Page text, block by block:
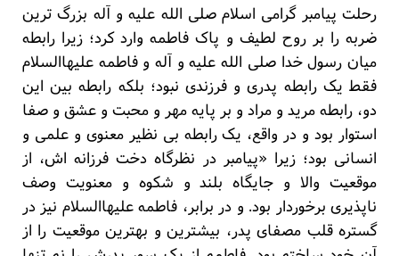
رحلت پیامبر گرامی اسلام صلی الله علیه و آله بزرگ ترین
ضربه را بر روح لطیف و پاک فاطمه وارد کرد؛ زیرا رابطه
میان رسول خدا صلی الله علیه و آله و فاطمه علیهاالسلام
فقط یک رابطه پدری و فرزندی نبود؛ بلکه رابطه بین این
دو، رابطه مرید و مراد و بر پایه مهر و محبت و عشق و صفا
استوار بود و در واقع، یک رابطه بی نظیر معنوی و علمی و
انسانی بود؛ زیرا «پیامبر در نظرگاه دخت فرزانه اش، از
موقعیت والا و جایگاه بلند و شکوه و معنویت وصف
ناپذیری برخوردار بود. و در برابر، فاطمه علیهاالسلام نیز در
گستره قلب مصفای پدر، بیشترین و بهترین موقعیت را از